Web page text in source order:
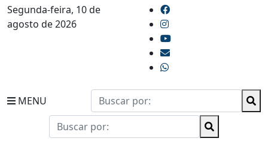
Segunda-feira, 10 de
agosto de 2026
MENU